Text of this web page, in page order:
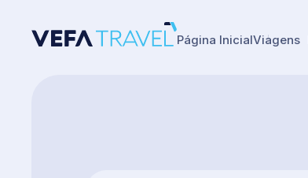
Página InicialViagens